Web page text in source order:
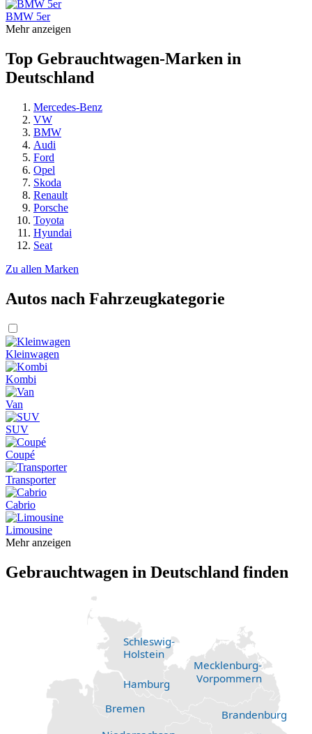
BMW 5er
Mehr anzeigen
Top Gebrauchtwagen-Marken in
Deutschland
Mercedes-Benz
VW
BMW
Audi
Ford
Opel
Skoda
Renault
Porsche
Toyota
Hyundai
Seat
Zu allen Marken
Autos nach Fahrzeugkategorie
Kleinwagen
Kombi
Van
SUV
Coupé
Transporter
Cabrio
Limousine
Mehr anzeigen
Gebrauchtwagen in Deutschland finden
Mecklenburg-
Vorpommern
Schleswig-
Holstein
Brandenburg
Bremen
Hamburg